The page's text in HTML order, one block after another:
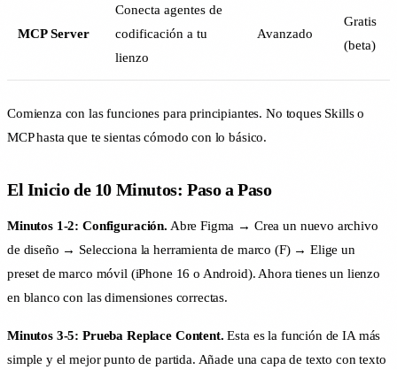
MCP Server
Conecta agentes de
codificación a tu
lienzo
Avanzado
Gratis
(beta)
Comienza con las funciones para principiantes. No toques Skills o
MCP hasta que te sientas cómodo con lo básico.
El Inicio de 10 Minutos: Paso a Paso
Minutos 1-2: Configuración. Abre Figma → Crea un nuevo archivo
de diseño → Selecciona la herramienta de marco (F) → Elige un
preset de marco móvil (iPhone 16 o Android). Ahora tienes un lienzo
en blanco con las dimensiones correctas.
Minutos 3-5: Prueba Replace Content. Esta es la función de IA más
simple y el mejor punto de partida. Añade una capa de texto con texto